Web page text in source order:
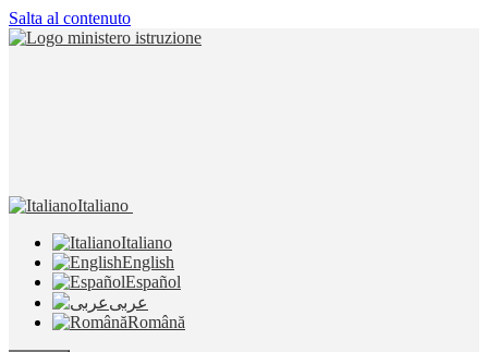
Salta al contenuto
Italiano
Italiano
English
Español
عربى
Română